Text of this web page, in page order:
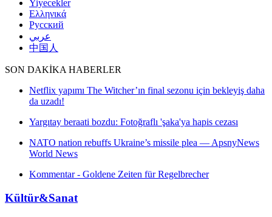
Yiyecekler
Ελληνικά
Русский
عربي
中国人
SON DAKİKA HABERLER
Netflix yapımı The Witcher’ın final sezonu için bekleyiş daha
da uzadı!
Yargıtay beraati bozdu: Fotoğraflı 'şaka'ya hapis cezası
NATO nation rebuffs Ukraine’s missile plea — ApsnyNews
World News
Kommentar - Goldene Zeiten für Regelbrecher
Kültür&Sanat